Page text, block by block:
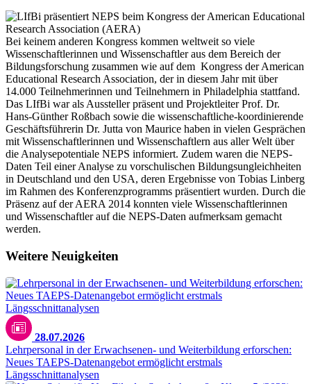
Bei keinem anderen Kongress kommen weltweit so viele
Wissenschaftlerinnen und Wissenschaftler aus dem Bereich der
Bildungsforschung zusammen wie auf dem Kongress der American
Educational Research Association, der in diesem Jahr mit über
14.000 Teilnehmerinnen und Teilnehmern in Philadelphia stattfand.
Das LIfBi war als Aussteller präsent und Projektleiter Prof. Dr.
Hans-Günther Roßbach sowie die wissenschaftliche-koordinierende
Geschäftsführerin Dr. Jutta von Maurice haben in vielen Gesprächen
mit Wissenschaftlerinnen und Wissenschaftlern aus aller Welt über
die Analysepotentiale NEPS informiert. Zudem waren die NEPS-
Daten Teil einer Analyse zu vorschulischen Bildungsungleichheiten
in Deutschland und den USA, deren Ergebnisse von Tobias Linberg
im Rahmen des Konferenzprogramms präsentiert wurden. Durch die
Präsenz auf der AERA 2014 konnten viele Wissenschaftlerinnen
und Wissenschaftler auf die NEPS-Daten aufmerksam gemacht
werden.
Weitere Neuigkeiten
28.07.2026
Lehrpersonal in der Erwachsenen- und Weiterbildung erforschen:
Neues TAEPS-Datenangebot ermöglicht erstmals
Längsschnittanalysen